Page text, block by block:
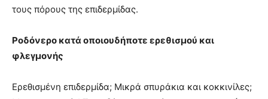
τους πόρους της επιδερμίδας.
Ροδόνερο κατά οποιουδήποτε ερεθισμού και
φλεγμονής
Ερεθισμένη επιδερμίδα; Μικρά σπυράκια και κοκκινίλες;